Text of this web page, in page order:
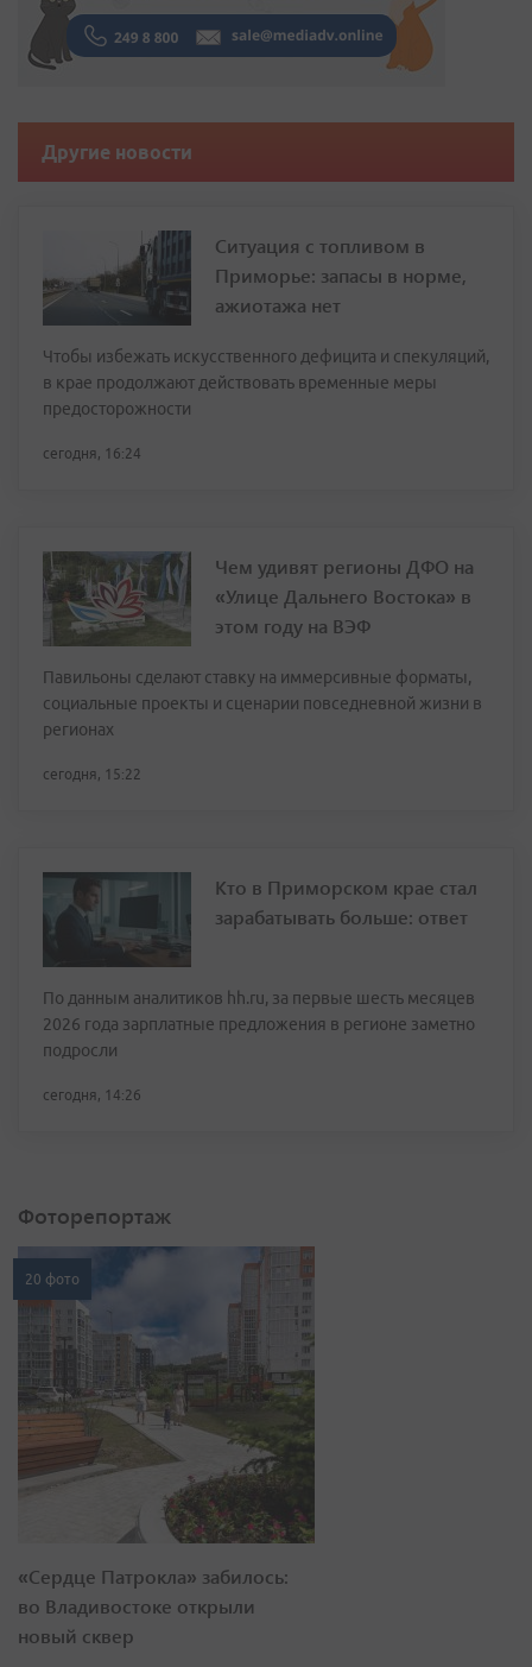
Другие новости
Ситуация с топливом в
Приморье: запасы в норме,
ажиотажа нет
Чтобы избежать искусственного дефицита и спекуляций,
в крае продолжают действовать временные меры
предосторожности
сегодня, 16:24
Чем удивят регионы ДФО на
«Улице Дальнего Востока» в
этом году на ВЭФ
Павильоны сделают ставку на иммерсивные форматы,
социальные проекты и сценарии повседневной жизни в
регионах
сегодня, 15:22
Кто в Приморском крае стал
зарабатывать больше: ответ
По данным аналитиков hh.ru, за первые шесть месяцев
2026 года зарплатные предложения в регионе заметно
подросли
сегодня, 14:26
Фоторепортаж
20 фото
«Сердце Патрокла» забилось:
во Владивостоке открыли
новый сквер